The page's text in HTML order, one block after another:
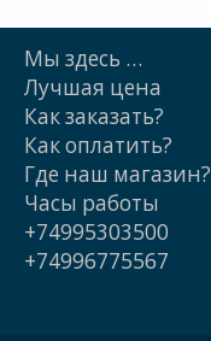
Мы здесь …
Лучшая цена
Как заказать?
Как оплатить?
Где наш магазин?
Часы работы
+74995303500
+74996775567